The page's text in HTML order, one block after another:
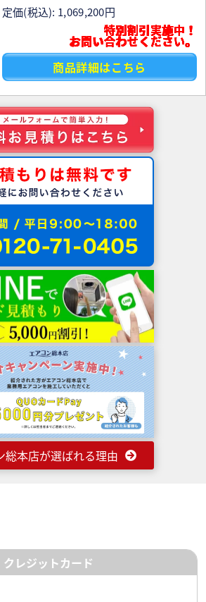
定価(税込): 1,069,200円
特別割引実施中！
お問い合わせください。
商品詳細はこちら
総本店が選ばれる理由
クレジットカード